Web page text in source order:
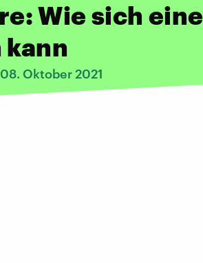
Wie sich eine
Oktober 2021